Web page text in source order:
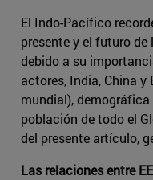
El Indo-Pacífico
presente y el futuro
debido a su
actores, India, China y
mundial), demográfica
población de todo el
del presente artículo,
Las relaciones entre